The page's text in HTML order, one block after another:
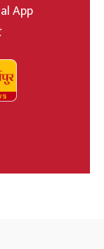
App